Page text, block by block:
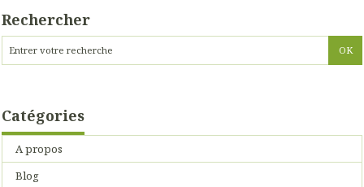
Rechercher
Catégories
A propos
Blog